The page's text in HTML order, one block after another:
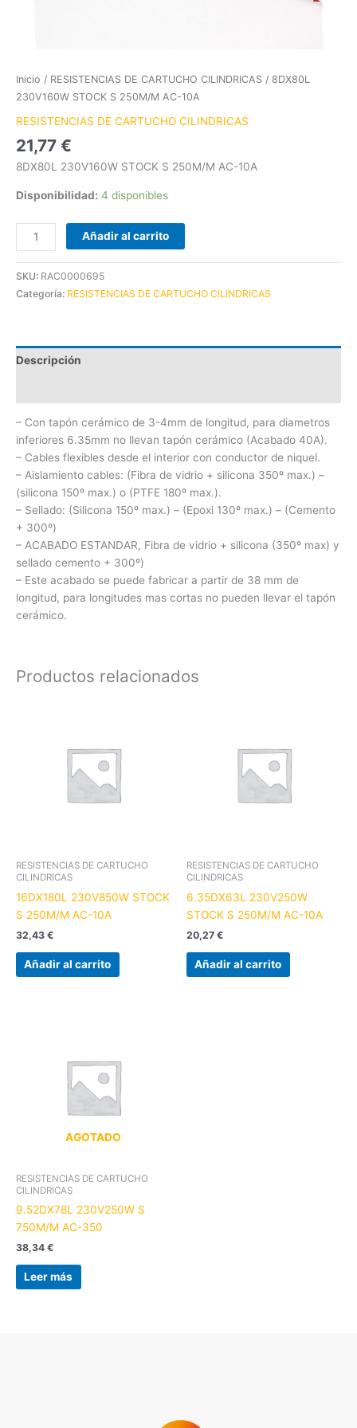
Inicio / RESISTENCIAS DE CARTUCHO CILINDRICAS / 8DX80L
230V160W STOCK S 250M/M AC-10A
RESISTENCIAS DE CARTUCHO CILINDRICAS
21,77 €
8DX80L 230V160W STOCK S 250M/M AC-10A
Disponibilidad: 4 disponibles
Añadir al carrito
SKU: RAC0000695
Categoría: RESISTENCIAS DE CARTUCHO CILINDRICAS
Descripción
– Con tapón cerámico de 3-4mm de longitud, para diametros
inferiores 6.35mm no llevan tapón cerámico (Acabado 40A).
– Cables flexibles desde el interior con conductor de niquel.
– Aislamiento cables: (Fibra de vidrio + silicona 350º max.) –
(silicona 150º max.) o (PTFE 180º max.).
– Sellado: (Silicona 150º max.) – (Epoxi 130º max.) – (Cemento
+ 300º)
– ACABADO ESTANDAR, Fibra de vidrio + silicona (350º max) y
sellado cemento + 300º)
– Este acabado se puede fabricar a partir de 38 mm de
longitud, para longitudes mas cortas no pueden llevar el tapón
cerámico.
Productos relacionados
RESISTENCIAS DE CARTUCHO
CILINDRICAS
16DX180L 230V850W STOCK
S 250M/M AC-10A
32,43 €
Añadir al carrito
RESISTENCIAS DE CARTUCHO
CILINDRICAS
6.35DX63L 230V250W
STOCK S 250M/M AC-10A
20,27 €
Añadir al carrito
AGOTADO
RESISTENCIAS DE CARTUCHO
CILINDRICAS
9.52DX78L 230V250W S
750M/M AC-350
38,34 €
Leer más